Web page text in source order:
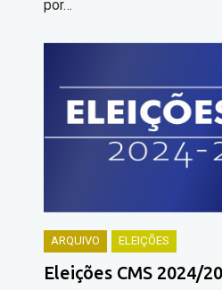
por…
ARQUIVO ELEIÇÕES
Eleições CMS 2024/